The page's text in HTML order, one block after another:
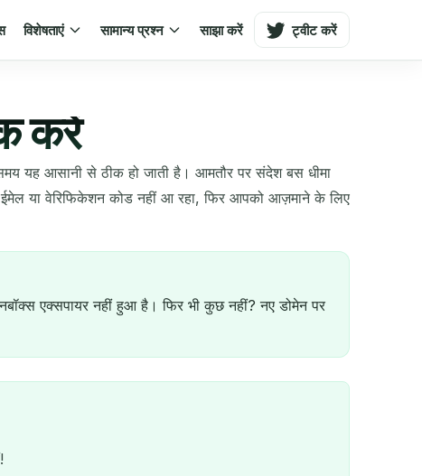
विशेषताएं सामान्य प्रश्न साझा करें ट्वीट करें
करें
यह आसानी से ठीक हो जाती है। आमतौर पर संदेश बस धीमा
या वेरिफिकेशन कोड नहीं आ रहा, फिर आपको आज़माने के लिए
एक्सपायर नहीं हुआ है। फिर भी कुछ नहीं? नए डोमेन पर